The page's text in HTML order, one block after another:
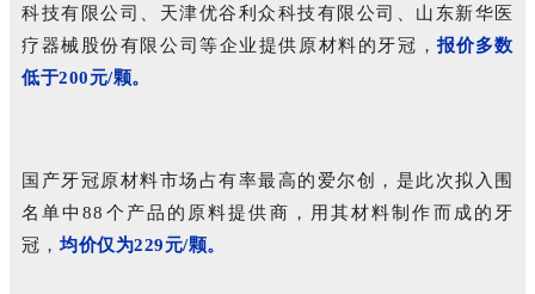
科技有限公司、天津优谷利众科技有限公司、山东新华医
疗器械股份有限公司等企业提供原材料的牙冠，报价多数
低于200元/颗。
国产牙冠原材料市场占有率最高的爱尔创，是此次拟入围
名单中88个产品的原料提供商，用其材料制作而成的牙
冠，均价仅为229元/颗。